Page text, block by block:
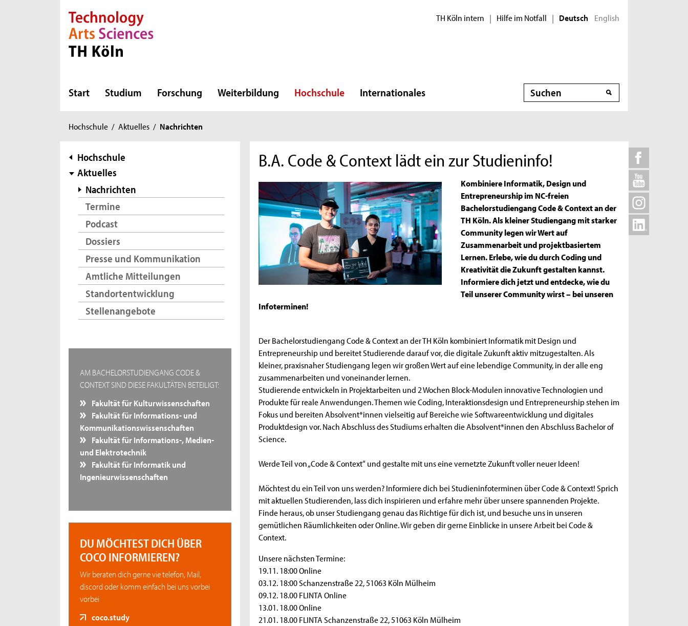
Direkt zur Hauptnavigation
Direkt zur Subnavigation
Direkt zum Inhalt
Direkt zum Fußbereich TH Köln intern | Hilfe im Notfall | Deutsch English
Start Studium Forschung Weiterbildung Hochschule Internationales Suche
Sie
hier:
Hochschule / Aktuelles / Nachrichten
Subnavigation
Hochschule
Aktuelles
Nachrichten
Termine
Podcast
Dossiers
Presse und Kommunikation
Amtliche Mitteilungen
Standortentwicklung
Stellenangebote
AM BACHELORSTUDIENGANG CODE &
CONTEXT SIND DIESE FAKULTÄTEN BETEILIGT:
Fakultät für Kulturwissenschaften
Fakultät für Informations- und
Kommunikationswissenschaften
Fakultät für Informations-, Medien-
und Elektrotechnik
Fakultät für Informatik und
Ingenieurwissenschaften
DU MÖCHTEST DICH ÜBER
COCO INFORMIEREN?
Wir beraten dich gerne vie telefon, Mail,
discord oder komm einfach bei uns vorbei
vorbei
coco.study
B.A. Code & Context lädt ein zur Studieninfo!
Kombiniere Informatik, Design und
Entrepreneurship im NC-freien
Bachelorstudiengang Code & Context an der
TH Köln. Als kleiner Studiengang mit starker
Community legen wir Wert auf
Zusammenarbeit und projektbasiertem
Lernen. Erlebe, wie du durch Coding und
Kreativität die Zukunft gestalten kannst.
Informiere dich jetzt und entdecke, wie du
Teil unserer Community wirst – bei unseren
Infoterminen!
Der Bachelorstudiengang Code & Context an der TH Köln kombiniert Informatik mit Design und
Entrepreneurship und bereitet Studierende darauf vor, die digitale Zukunft aktiv mitzugestalten. Als
kleiner, praxisnaher Studiengang legen wir großen Wert auf eine lebendige Community, in der alle eng
zusammenarbeiten und voneinander lernen.
Studierende entwickeln in Projektarbeiten und 2 Wochen Block-Modulen innovative Technologien und
Produkte für reale Anwendungen. Themen wie Coding, Interaktionsdesign und Entrepreneurship stehen im
Fokus und bereiten Absolvent*innen vielseitig auf Bereiche wie Softwareentwicklung und digitales
Produktdesign vor. Nach Abschluss des Studiums erhalten die Absolvent*innen den Abschluss Bachelor of
Science.
Werde Teil von „Code & Context“ und gestalte mit uns eine vernetzte Zukunft voller neuer Ideen!
Möchtest du ein Teil von uns werden? Informiere dich bei Studieninfoterminen über Code & Context! Sprich
mit aktuellen Studierenden, lass dich inspirieren und erfahre mehr über unsere spannenden Projekte.
Finde heraus, ob unser Studiengang genau das Richtige für dich ist, und besuche uns in unseren
gemütlichen Räumlichkeiten oder Online. Wir geben dir gerne Einblicke in unsere Arbeit bei Code &
Context.
Unsere nächsten Termine:
19.11. 18:00 Online
03.12. 18:00 Schanzenstraße 22, 51063 Köln Mülheim
09.12. 18.00 FLINTA Online
13.01. 18.00 Online
21.01. 18.00 FLINTA Schanzenstraße 22, 51063 Köln Mülheim